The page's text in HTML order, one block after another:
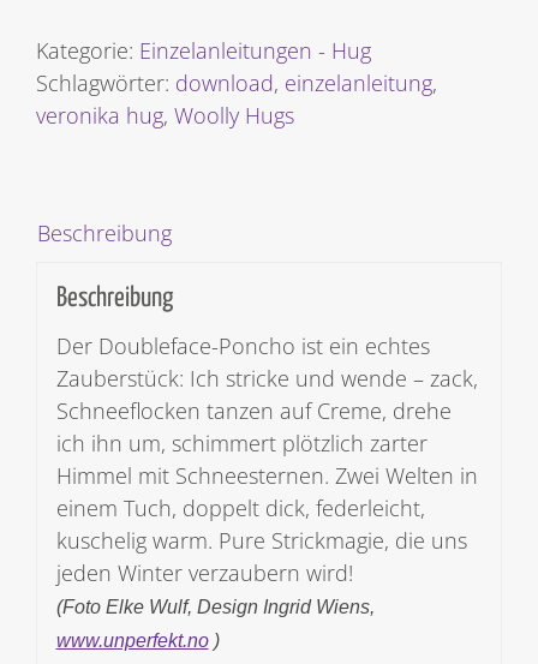
Kategorie: Einzelanleitungen - Hug
Schlagwörter: download, einzelanleitung,
veronika hug, Woolly Hugs
Beschreibung
Beschreibung
Der Doubleface-Poncho ist ein echtes
Zauberstück: Ich stricke und wende – zack,
Schneeflocken tanzen auf Creme, drehe
ich ihn um, schimmert plötzlich zarter
Himmel mit Schneesternen. Zwei Welten in
einem Tuch, doppelt dick, federleicht,
kuschelig warm. Pure Strickmagie, die uns
jeden Winter verzaubern wird!
(Foto Elke Wulf, Design Ingrid Wiens,
www.unperfekt.no)